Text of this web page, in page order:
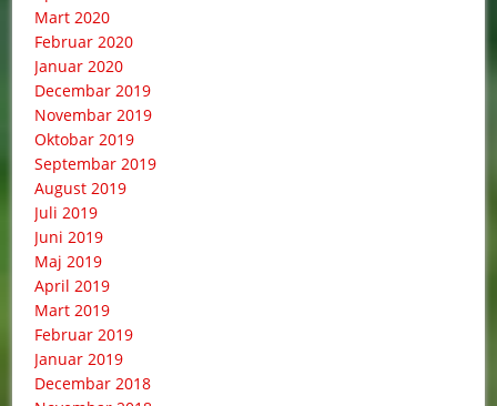
Mart 2020
Februar 2020
Januar 2020
Decembar 2019
Novembar 2019
Oktobar 2019
Septembar 2019
August 2019
Juli 2019
Juni 2019
Maj 2019
April 2019
Mart 2019
Februar 2019
Januar 2019
Decembar 2018